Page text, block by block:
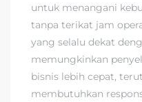
untuk menangani
tanpa terikat jam
yang selalu dekat
memungkinkan
bisnis lebih cepat,
membutuhkan